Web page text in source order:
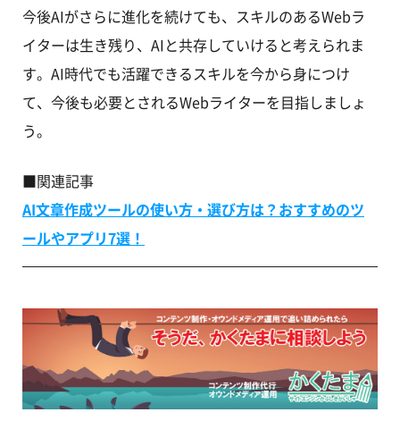
今後AIがさらに進化を続けても、スキルのあるWebラ
イターは生き残り、AIと共存していけると考えられま
す。AI時代でも活躍できるスキルを今から身につけ
て、今後も必要とされるWebライターを目指しましょ
う。
■関連記事
AI文章作成ツールの使い方・選び方は？おすすめのツ
ールやアプリ7選！